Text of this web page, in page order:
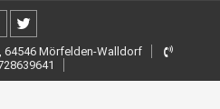
64546 Mörfelden-Walldorf